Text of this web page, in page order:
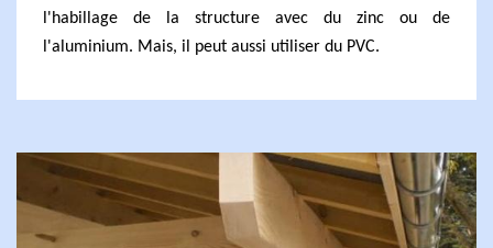
l'habillage de la structure avec du zinc ou de
l'aluminium. Mais, il peut aussi utiliser du PVC.